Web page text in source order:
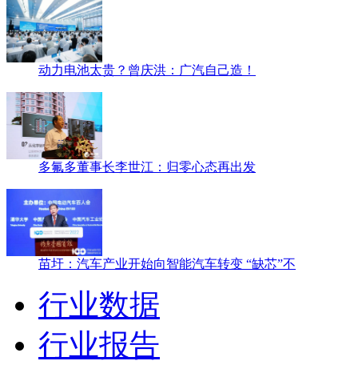
动力电池太贵？曾庆洪：广汽自己造！
多氟多董事长李世江：归零心态再出发
苗圩：汽车产业开始向智能汽车转变 “缺芯”不
行业数据
行业报告